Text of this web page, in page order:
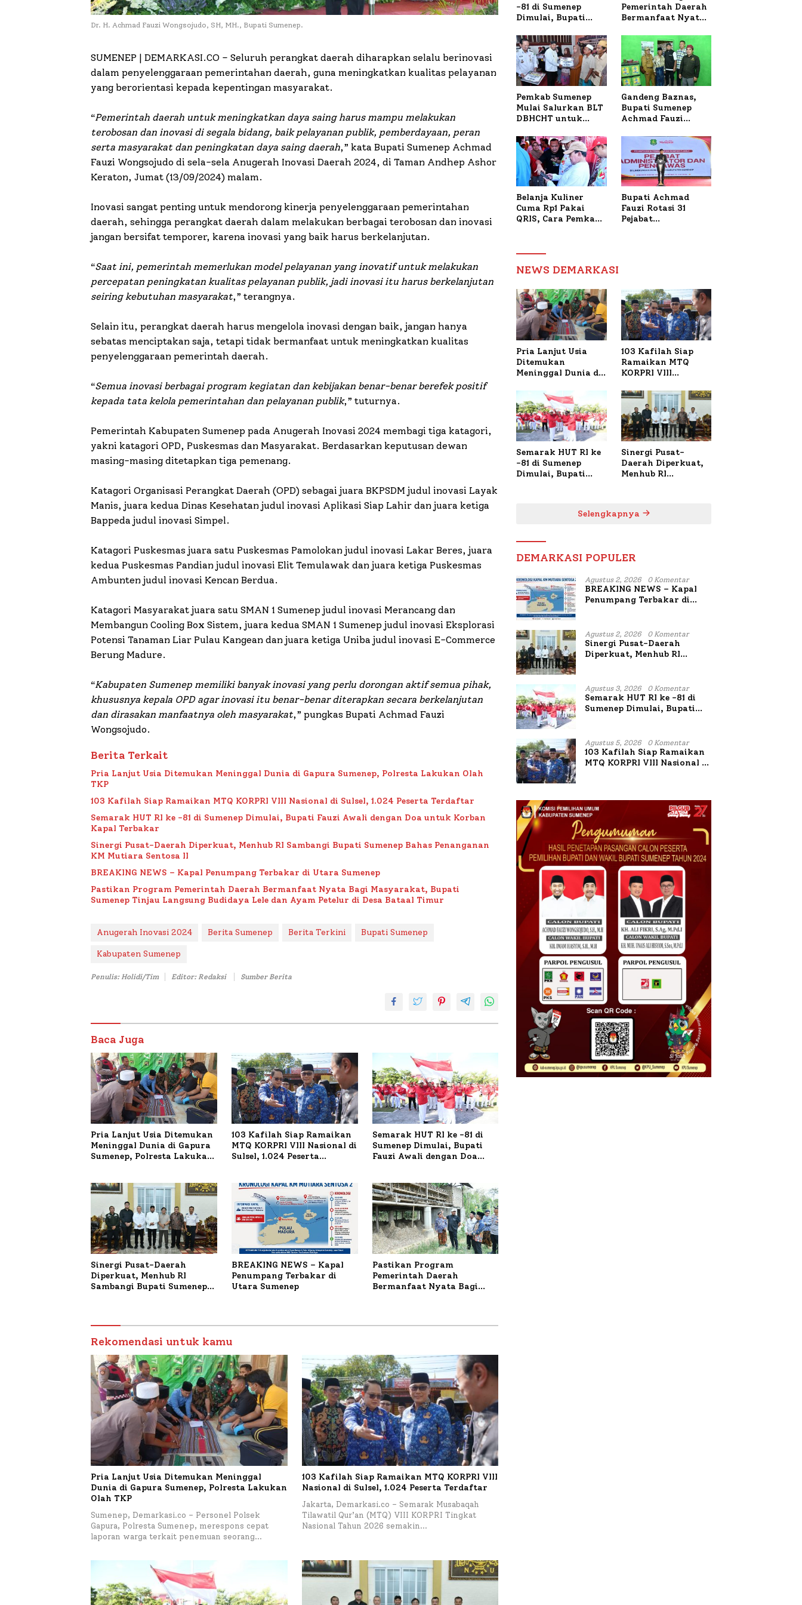
Dr. H. Achmad Fauzi Wongsojudo, SH, MH., Bupati Sumenep.
SUMENEP | DEMARKASI.CO – Seluruh perangkat daerah diharapkan selalu berinovasi
dalam penyelenggaraan pemerintahan daerah, guna meningkatkan kualitas pelayanan
yang berorientasi kepada kepentingan masyarakat.
“Pemerintah daerah untuk meningkatkan daya saing harus mampu melakukan
terobosan dan inovasi di segala bidang, baik pelayanan publik, pemberdayaan, peran
serta masyarakat dan peningkatan daya saing daerah,” kata Bupati Sumenep Achmad
Fauzi Wongsojudo di sela-sela Anugerah Inovasi Daerah 2024, di Taman Andhep Ashor
Keraton, Jumat (13/09/2024) malam.
Inovasi sangat penting untuk mendorong kinerja penyelenggaraan pemerintahan
daerah, sehingga perangkat daerah dalam melakukan berbagai terobosan dan inovasi
jangan bersifat temporer, karena inovasi yang baik harus berkelanjutan.
“Saat ini, pemerintah memerlukan model pelayanan yang inovatif untuk melakukan
percepatan peningkatan kualitas pelayanan publik, jadi inovasi itu harus berkelanjutan
seiring kebutuhan masyarakat,” terangnya.
Selain itu, perangkat daerah harus mengelola inovasi dengan baik, jangan hanya
sebatas menciptakan saja, tetapi tidak bermanfaat untuk meningkatkan kualitas
penyelenggaraan pemerintah daerah.
“Semua inovasi berbagai program kegiatan dan kebijakan benar-benar berefek positif
kepada tata kelola pemerintahan dan pelayanan publik,” tuturnya.
Pemerintah Kabupaten Sumenep pada Anugerah Inovasi 2024 membagi tiga katagori,
yakni katagori OPD, Puskesmas dan Masyarakat. Berdasarkan keputusan dewan
masing-masing ditetapkan tiga pemenang.
Katagori Organisasi Perangkat Daerah (OPD) sebagai juara BKPSDM judul inovasi Layak
Manis, juara kedua Dinas Kesehatan judul inovasi Aplikasi Siap Lahir dan juara ketiga
Bappeda judul inovasi Simpel.
Katagori Puskesmas juara satu Puskesmas Pamolokan judul inovasi Lakar Beres, juara
kedua Puskesmas Pandian judul inovasi Elit Temulawak dan juara ketiga Puskesmas
Ambunten judul inovasi Kencan Berdua.
Katagori Masyarakat juara satu SMAN 1 Sumenep judul inovasi Merancang dan
Membangun Cooling Box Sistem, juara kedua SMAN 1 Sumenep judul inovasi Eksplorasi
Potensi Tanaman Liar Pulau Kangean dan juara ketiga Uniba judul inovasi E-Commerce
Berung Madure.
“Kabupaten Sumenep memiliki banyak inovasi yang perlu dorongan aktif semua pihak,
khususnya kepala OPD agar inovasi itu benar-benar diterapkan secara berkelanjutan
dan dirasakan manfaatnya oleh masyarakat,” pungkas Bupati Achmad Fauzi
Wongsojudo.
Berita Terkait
Pria Lanjut Usia Ditemukan Meninggal Dunia di Gapura Sumenep, Polresta Lakukan Olah
TKP
103 Kafilah Siap Ramaikan MTQ KORPRI VIII Nasional di Sulsel, 1.024 Peserta Terdaftar
Semarak HUT RI ke -81 di Sumenep Dimulai, Bupati Fauzi Awali dengan Doa untuk Korban
Kapal Terbakar
Sinergi Pusat-Daerah Diperkuat, Menhub RI Sambangi Bupati Sumenep Bahas Penanganan
KM Mutiara Sentosa II
BREAKING NEWS – Kapal Penumpang Terbakar di Utara Sumenep
Pastikan Program Pemerintah Daerah Bermanfaat Nyata Bagi Masyarakat, Bupati
Sumenep Tinjau Langsung Budidaya Lele dan Ayam Petelur di Desa Bataal Timur
Anugerah Inovasi 2024 Berita Sumenep Berita Terkini Bupati Sumenep
Kabupaten Sumenep
Penulis: Holidi/Tim Editor: Redaksi Sumber Berita
Baca Juga
Pria Lanjut Usia Ditemukan
Meninggal Dunia di Gapura
Sumenep, Polresta Lakukan
103 Kafilah Siap Ramaikan
MTQ KORPRI VIII Nasional di
Sulsel, 1.024 Peserta
Semarak HUT RI ke -81 di
Sumenep Dimulai, Bupati
Fauzi Awali dengan Doa
Sinergi Pusat-Daerah
Diperkuat, Menhub RI
Sambangi Bupati Sumenep
BREAKING NEWS – Kapal
Penumpang Terbakar di
Utara Sumenep
Pastikan Program
Pemerintah Daerah
Bermanfaat Nyata Bagi
Petelur di Desa Bataal Timur
Rekomendasi untuk kamu
Pria Lanjut Usia Ditemukan Meninggal
Dunia di Gapura Sumenep, Polresta Lakukan
Olah TKP
Sumenep, Demarkasi.co – Personel Polsek
Gapura, Polresta Sumenep, merespons cepat
laporan warga terkait penemuan seorang…
103 Kafilah Siap Ramaikan MTQ KORPRI VIII
Nasional di Sulsel, 1.024 Peserta Terdaftar
Jakarta, Demarkasi.co – Semarak Musabaqah
Tilawatil Qur’an (MTQ) VIII KORPRI Tingkat
Nasional Tahun 2026 semakin…
-81 di Sumenep
Dimulai, Bupati
Doa untuk Korban
Kapal Terbakar
Pemerintah Daerah
Bermanfaat Nyata
Bupati Sumenep
Tinjau Langsung
Budidaya Lele dan
Ayam Petelur di
Desa Bataal Timur
Pemkab Sumenep
Mulai Salurkan BLT
DBHCHT untuk
Tani Tembakau
Gandeng Baznas,
Bupati Sumenep
Achmad Fauzi
Serahkan Bantuan
Bedah RTLH di Dua
Kecamatan
Belanja Kuliner
Cuma Rp1 Pakai
QRIS, Cara Pemkab
Bupati Achmad
Fauzi Rotasi 31
Pejabat
NEWS DEMARKASI
Pria Lanjut Usia
Ditemukan
Meninggal Dunia di
Polresta Lakukan
Olah TKP
103 Kafilah Siap
Ramaikan MTQ
KORPRI VIII
1.024 Peserta
Terdaftar
Semarak HUT RI ke
-81 di Sumenep
Dimulai, Bupati
Sinergi Pusat-
Daerah Diperkuat,
Menhub RI
Mutiara Sentosa II
Selengkapnya
DEMARKASI POPULER
Agustus 2, 2026 0 Komentar
BREAKING NEWS – Kapal
Penumpang Terbakar di
Agustus 2, 2026 0 Komentar
Sinergi Pusat-Daerah
Diperkuat, Menhub RI
Mutiara Sentosa II
Agustus 3, 2026 0 Komentar
Semarak HUT RI ke -81 di
Sumenep Dimulai, Bupati
Terbakar
Agustus 5, 2026 0 Komentar
103 Kafilah Siap Ramaikan
MTQ KORPRI VIII Nasional di